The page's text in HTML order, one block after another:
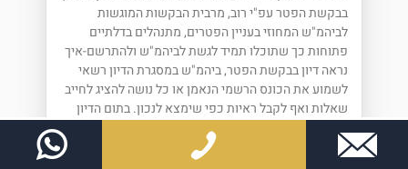
בבקשת הפטר עפ"י רוב, מרבית הבקשות המוגשות
לביהמ"ש המחוזי בעניין הפטרים, מתנהלים בדלתיים
פתוחות כך שתוכלו תמיד לגשת לביהמ"ש ולהתרשם-איך
נראה דיון בבקשת הפטר, ביהמ"ש במסגרת הדיון רשאי
לשמוע את הכונס הרשמי הנאמן או כל נושה להציג לחייב
שאלות ואף לקבל ראיות כפי שימצא לנכון. בתום הדיון
רשאי ביהמ"ש לתת צו הפטר או להתלות הפטר או
להתנות הפטר בתנאים כפי שקורה עפ"י רוב הלכה